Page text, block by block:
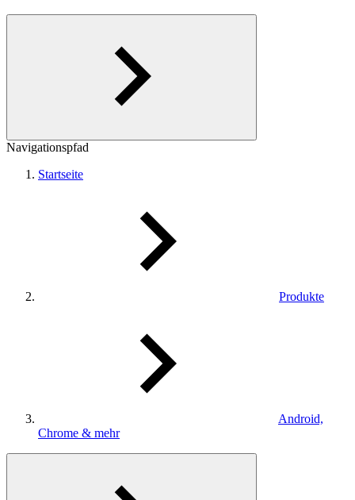
Navigationspfad
Startseite
Produkte
Android,
Chrome & mehr